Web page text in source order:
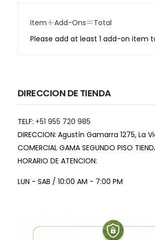
Item+Add-Ons=Total
Please add at least 1 add-on item
DIRECCION DE TIENDA
TELF: +51 955 720 985
DIRECCION: Agustín Gamarra 1275, La
COMERCIAL GAMA SEGUNDO PISO
HORARIO DE ATENCION:
LUN - SAB / 10:00 AM - 7:00 PM